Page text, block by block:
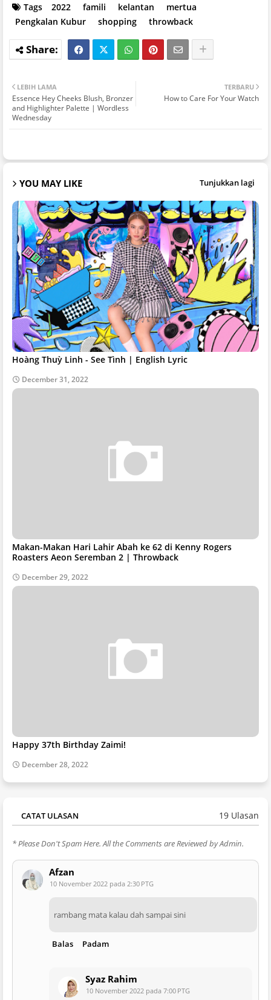
Tags 2022 famili kelantan
mertua
Pengkalan Kubur
shopping throwback
TERBARU
How to Care For Your Watch
LEBIH LAMA
Essence Hey Cheeks Blush, Bronzer
and Highlighter Palette | Wordless
Wednesday
YOU MAY LIKE Tunjukkan lagi
Hoàng Thuỳ Linh - See Tình | English Lyric
December 31, 2022
Makan-Makan Hari Lahir Abah ke 62 di Kenny Rogers
Roasters Aeon Seremban 2 | Throwback
December 29, 2022
Happy 37th Birthday Zaimi!
December 28, 2022
CATAT ULASAN 19 Ulasan
* Please Don't Spam Here. All the Comments are Reviewed by Admin.
Afzan
10 November 2022 pada 2:30 PTG
rambang mata kalau dah sampai sini
Balas Padam
Syaz Rahim
10 November 2022 pada 7:00 PTG